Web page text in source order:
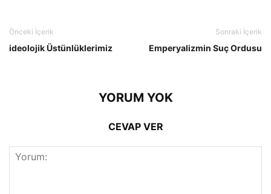
Önceki İçerik
ideolojik Üstünlüklerimiz
Sonraki İçerik
Emperyalizmin Suç Ordusu
YORUM YOK
CEVAP VER